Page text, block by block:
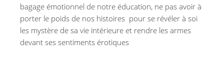
bagage émotionnel de notre éducation, ne pas avoir à
porter le poids de nos histoires pour se révéler à soi
les mystère de sa vie intérieure et rendre les armes
devant ses sentiments érotiques